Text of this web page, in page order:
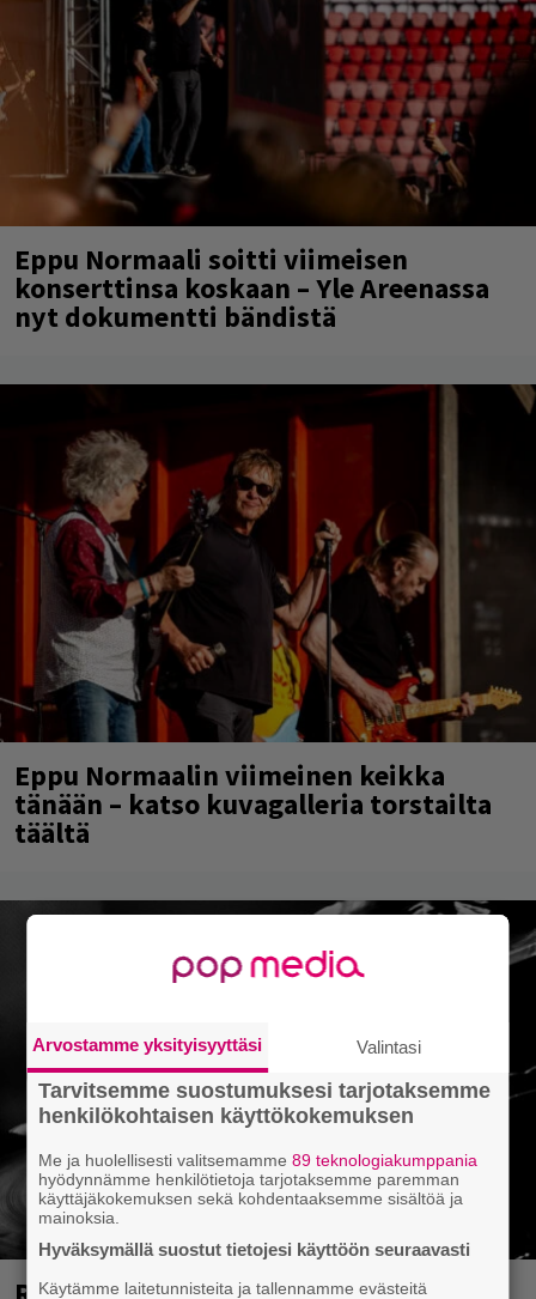
Eppu Normaali soitti viimeisen
konserttinsa koskaan – Yle Areenassa
nyt dokumentti bändistä
Eppu Normaalin viimeinen keikka
tänään – katso kuvagalleria torstailta
täältä
Arvostamme yksityisyyttäsi Valintasi
Tarvitsemme suostumuksesi tarjotaksemme
henkilökohtaisen käyttökokemuksen
Me ja huolellisesti valitsemamme89 teknologiakumppania
hyödynnämme henkilötietoja tarjotaksemme paremman
käyttäjäkokemuksen sekä kohdentaaksemme sisältöä ja
mainoksia.
Hyväksymällä suostut tietojesi käyttöön seuraavasti
Käytämme laitetunnisteita ja tallennamme evästeitä